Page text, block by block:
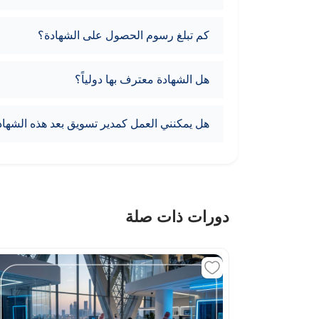
كم تبلغ رسوم الحصول على الشهادة؟
هل الشهادة معترف بها دولياً؟
هل يمكنني العمل كمدير تسويق بعد هذه
دورات ذات صلة